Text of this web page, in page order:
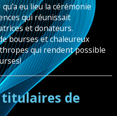
eu lieu la cérémonie
qui réunissait
et donateurs.
bourses et chaleureux
qui rendent possible
titulaires de